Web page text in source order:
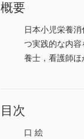
概要
日本小児栄養
つ実践的な内
養士，看護師
目次
口 絵